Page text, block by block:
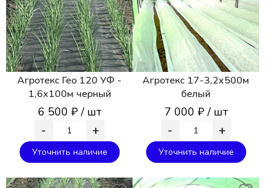
Агротекс Гео 120 УФ -
1,6х100м черный
6 500 ₽ / шт
- +
Уточнить наличие
Агротекс 17-3,2х500м
белый
7 000 ₽ / шт
- +
Уточнить наличие